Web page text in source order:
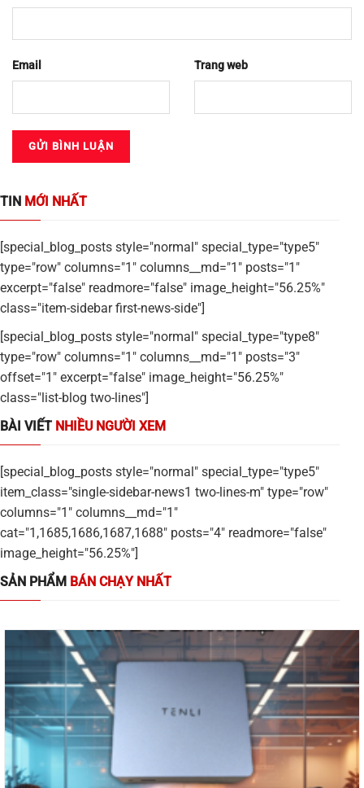
Email Trang web
TIN MỚI NHẤT
[special_blog_posts style="normal" special_type="type5"
type="row" columns="1" columns__md="1" posts="1"
excerpt="false" readmore="false" image_height="56.25%"
class="item-sidebar first-news-side"]
[special_blog_posts style="normal" special_type="type8"
type="row" columns="1" columns__md="1" posts="3"
offset="1" excerpt="false" image_height="56.25%"
class="list-blog two-lines"]
BÀI VIẾT NHIỀU NGƯỜI XEM
[special_blog_posts style="normal" special_type="type5"
item_class="single-sidebar-news1 two-lines-m" type="row"
columns="1" columns__md="1"
cat="1,1685,1686,1687,1688" posts="4" readmore="false"
image_height="56.25%"]
SẢN PHẨM BÁN CHẠY NHẤT